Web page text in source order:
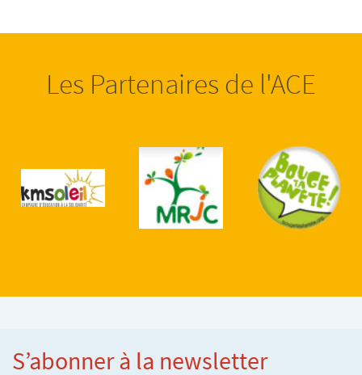
Les Partenaires de l'ACE
S’abonner à la newsletter